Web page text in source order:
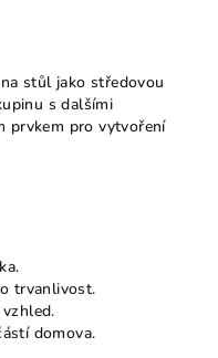
stůl jako středovou
s dalšími
prvkem pro vytvoření
trvanlivost.
domova.